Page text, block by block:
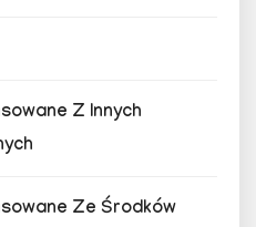
Z Innych
Ze Środków